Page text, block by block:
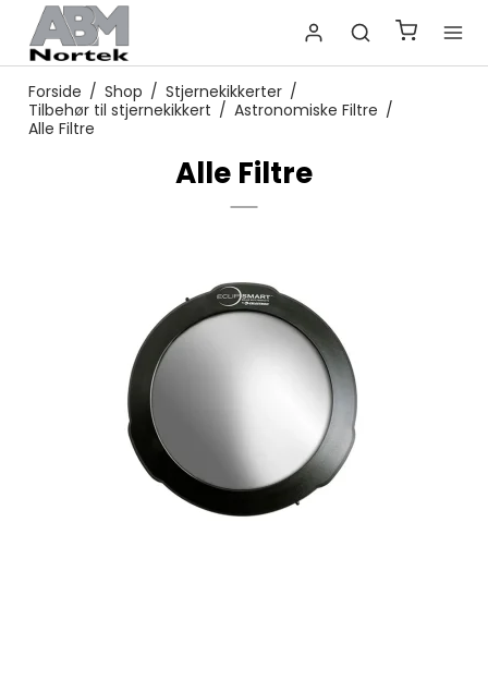
Forside / Shop / Stjernekikkerter /
Tilbehør til stjernekikkert / Astronomiske Filtre /
Alle Filtre
Alle Filtre